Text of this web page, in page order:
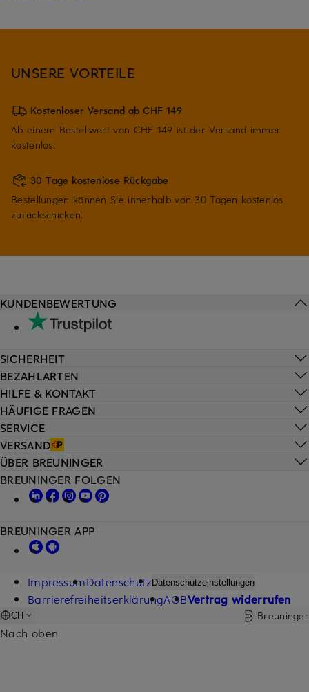
UNSERE VORTEILE
Kostenloser Versand ab CHF 149
Ab einem Bestellwert von CHF 149 ist der Versand immer
kostenlos.
30 Tage kostenlose Rückgabe
Bestellungen können Sie innerhalb von 30 Tagen kostenlos
zurückschicken.
HILFE & KONTAKT
HÄUFIGE FRAGEN
SERVICE
VERSAND
KUNDENBEWERTUNG
SICHERHEIT
BEZAHLARTEN
ÜBER BREUNINGER
BREUNINGER FOLGEN
BREUNINGER APP
ImpressumDatenschutzDatenschutzeinstellungen
BarrierefreiheitserklärungAGBVertrag widerrufen
CH Breuninger
Nach oben